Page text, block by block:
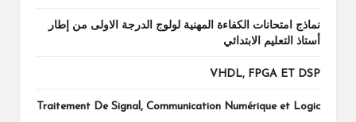
نماذج امتحانات الكفاءة المهنية لولوج الدرجة الاولى من إطار
أستاذ التعليم الابتدائي
VHDL, FPGA ET DSP
Traitement De Signal, Communication Numérique et Logic